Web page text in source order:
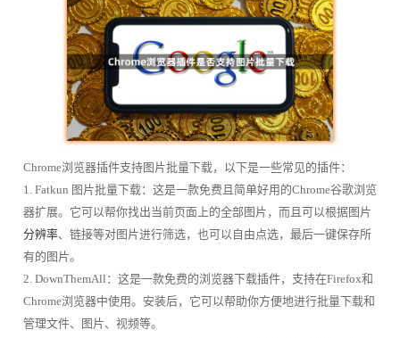
Chrome浏览器插件支持图片批量下载，以下是一些常见的插件：
1. Fatkun 图片批量下载：这是一款免费且简单好用的Chrome谷歌浏览
器扩展。它可以帮你找出当前页面上的全部图片，而且可以根据图片
分辨率、链接等对图片进行筛选，也可以自由点选，最后一键保存所
有的图片。
2. DownThemAll：这是一款免费的浏览器下载插件，支持在Firefox和
Chrome浏览器中使用。安装后，它可以帮助你方便地进行批量下载和
管理文件、图片、视频等。